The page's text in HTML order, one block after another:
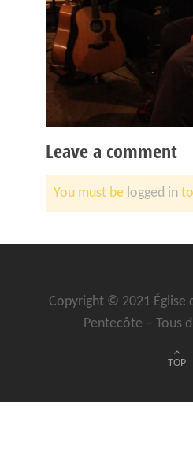
Leave a comment
You must be logged in
TOP
Copyright © 2021 Église
Pentecôte – Tous